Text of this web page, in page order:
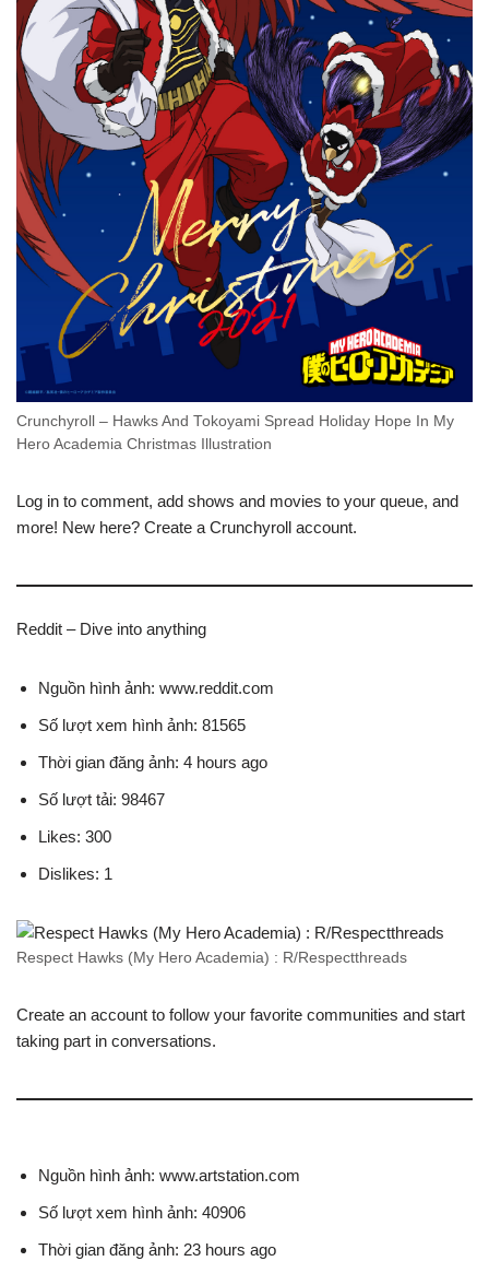
Crunchyroll – Hawks And Tokoyami Spread Holiday Hope In My
Hero Academia Christmas Illustration
Log in to comment, add shows and movies to your queue, and
more! New here? Create a Crunchyroll account.
Reddit – Dive into anything
Nguồn hình ảnh: www.reddit.com
Số lượt xem hình ảnh: 81565
Thời gian đăng ảnh: 4 hours ago
Số lượt tải: 98467
Likes: 300
Dislikes: 1
Respect Hawks (My Hero Academia) : R/Respectthreads
Create an account to follow your favorite communities and start
taking part in conversations.
Nguồn hình ảnh: www.artstation.com
Số lượt xem hình ảnh: 40906
Thời gian đăng ảnh: 23 hours ago